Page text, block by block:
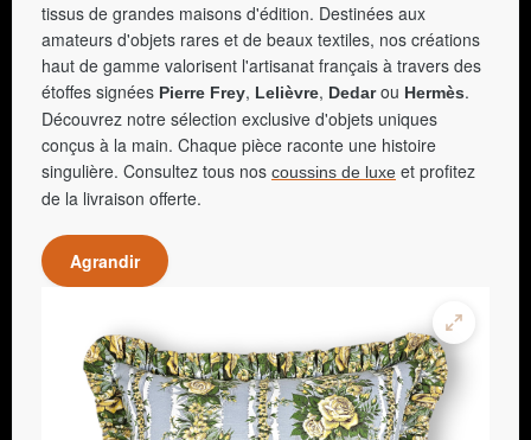
tissus de grandes maisons d'édition. Destinées aux
amateurs d'objets rares et de beaux textiles, nos créations
haut de gamme valorisent l'artisanat français à travers des
étoffes signées Pierre Frey, Lelièvre, Dedarou Hermès.
Découvrez notre sélection exclusive d'objets uniques
conçus à la main. Chaque pièce raconte une histoire
singulière. Consultez tous nos coussins de luxe et profitez
de la livraison offerte.
Agrandir